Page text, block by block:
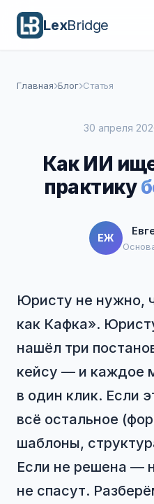
LexBridge
Главная Блог Статья
30 апреля
Как ИИ
практику
ЕЖ
Юристу не нужно,
как Кафка».
нашёл три
кейсу — и каждое
в один клик. Если
всё остальное
шаблоны,
Если не решена —
не спасут.